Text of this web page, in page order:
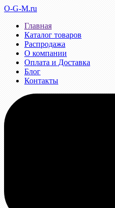
O-G-M.ru
Главная
Каталог товаров
Распродажа
О компании
Оплата и Доставка
Блог
Контакты